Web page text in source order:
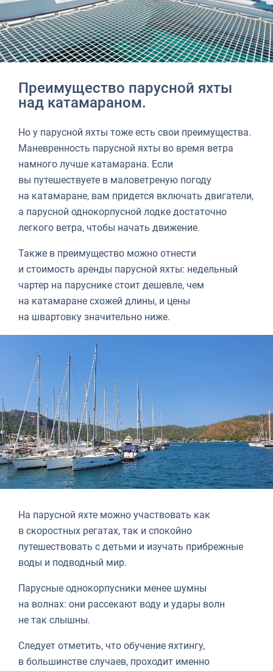
Преимущество парусной яхты
над катамараном.
Но у парусной яхты тоже есть свои преимущества.
Маневренность парусной яхты во время ветра
намного лучше катамарана. Если
вы путешествуете в маловетреную погоду
на катамаране, вам придется включать двигатели,
а парусной однокорпусной лодке достаточно
легкого ветра, чтобы начать движение.
Также в преимущество можно отнести
и стоимость аренды парусной яхты: недельный
чартер на паруснике стоит дешевле, чем
на катамаране схожей длины, и цены
на швартовку значительно ниже.
На парусной яхте можно участвовать как
в скоростных регатах, так и спокойно
путешествовать с детьми и изучать прибрежные
воды и подводный мир.
Парусные однокорпусники менее шумны
на волнах: они рассекают воду и удары волн
не так слышны.
Следует отметить, что обучение яхтингу,
в большинстве случаев, проходит именно